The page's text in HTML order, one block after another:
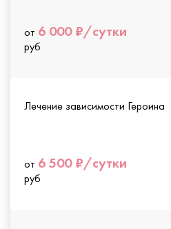
от 6 000 ₽/сутки
руб
Лечение зависимости Героина
от 6 500 ₽/сутки
руб